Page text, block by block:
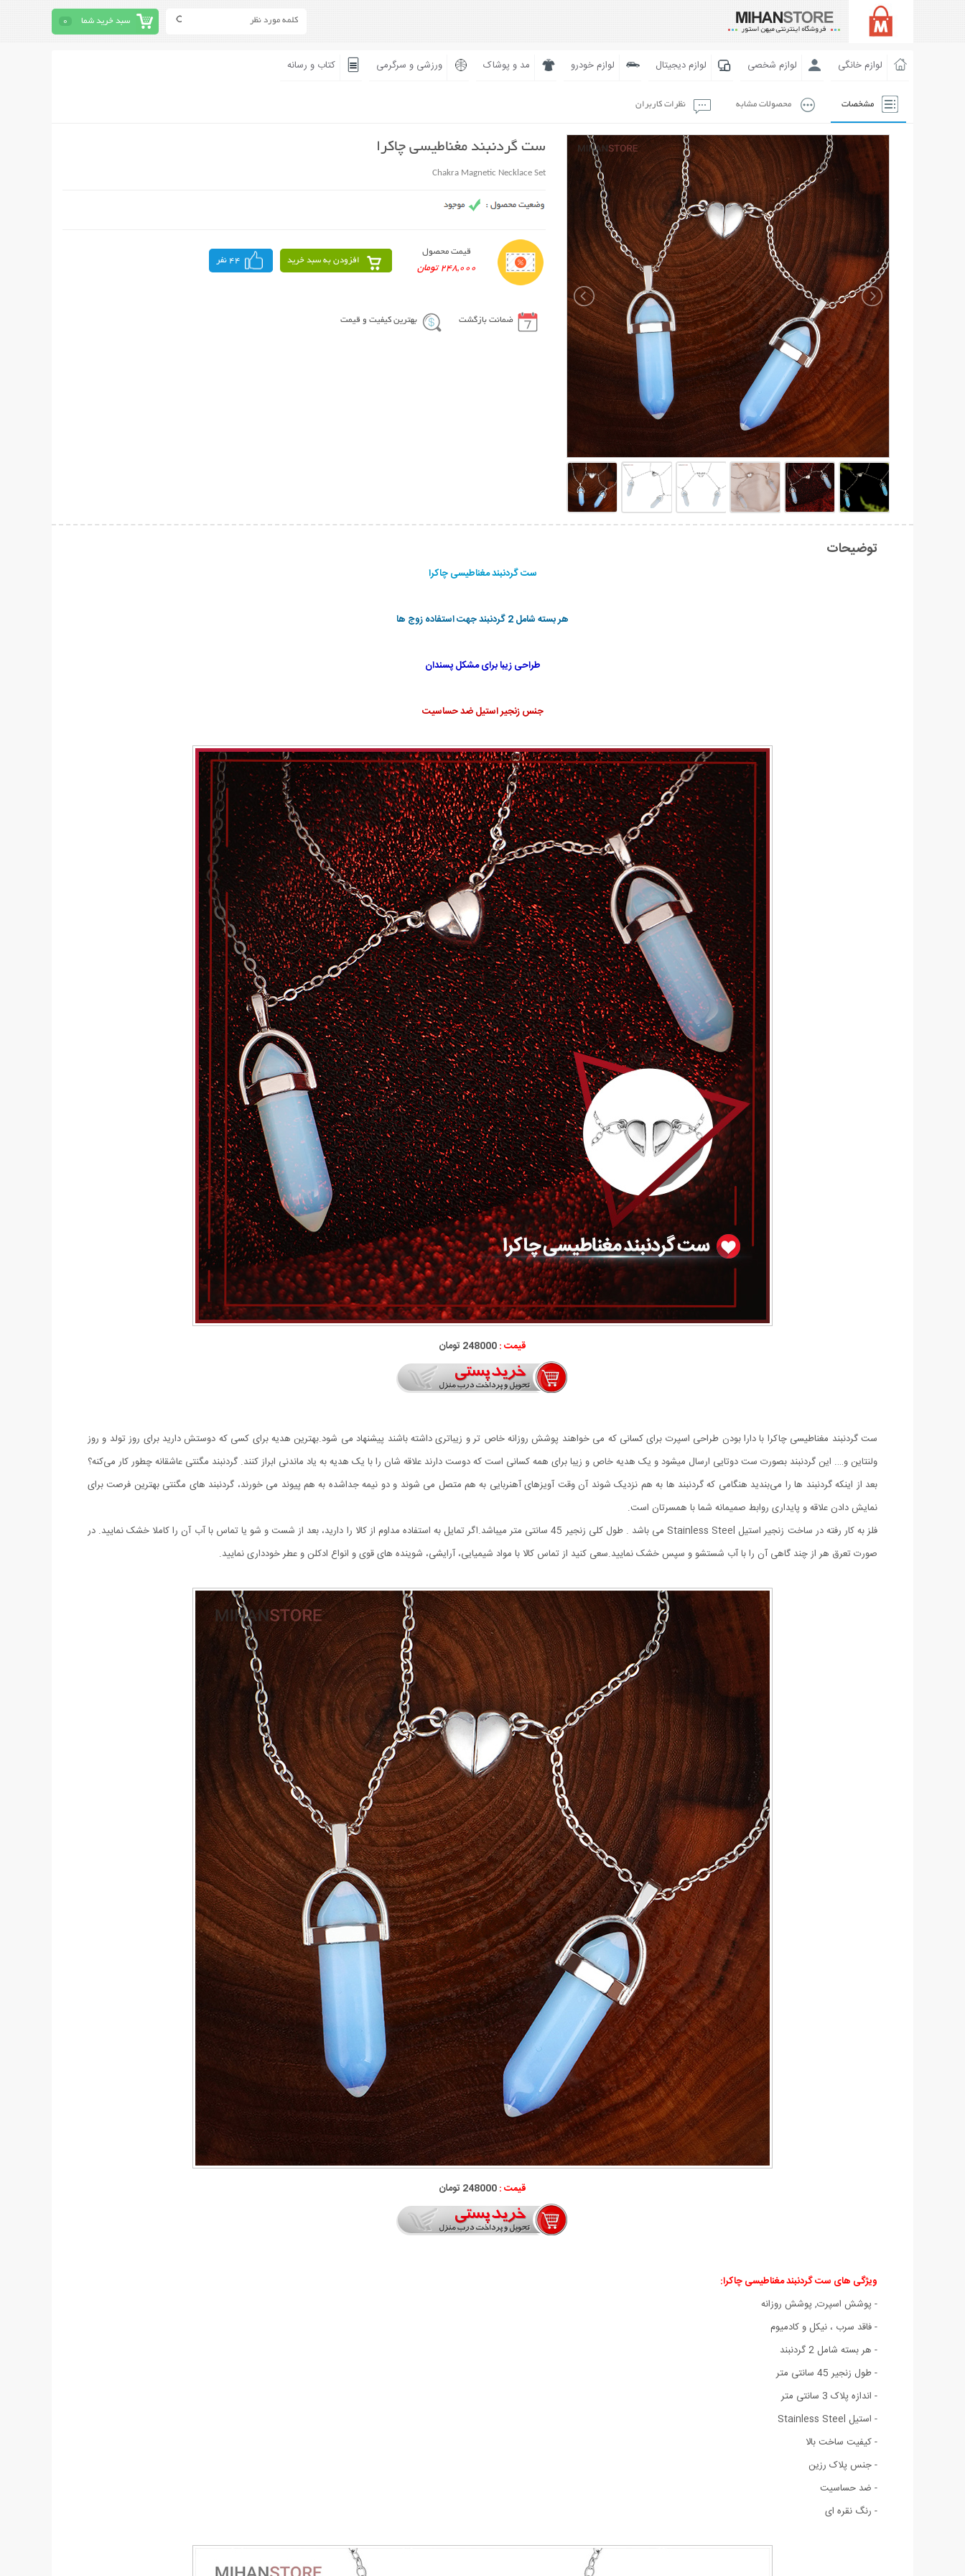
سبد خرید شما 0
لوازم خانگی لوازم شخصی لوازم دیجیتال لوازم خودرو مد و پوشاک ورزشی و سرگرمی کتاب و رسانه
مشخصات محصولات مشابه نظرات کاربران
ست گردنبند مغناطیسی چاکرا
Chakra Magnetic Necklace Set
قیمت محصول
248,000 تومان
افزودن به سبد خرید 44 نفر
ضمانت بازگشت بهترین کیفیت و قیمت
توضیحات
ست گردنبند مغناطیسی چاکرا
هر بسته شامل 2 گردنبند جهت استفاده زوج ها
طراحی زیبا برای مشکل پسندان
جنس زنجیر استیل ضد حساسیت
قیمت :248000 تومان
ست گردنبند مغناطیسی چاکرا با دارا بودن طراحی اسپرت برای کسانی که می خواهند پوشش روزانه خاص تر و زیباتری داشته باشند پیشنهاد می شود.بهترین هدیه برای کسی که دوستش دارید برای روز تولد و روز
ولنتاین و…. این گردنبند بصورت ست دوتایی ارسال میشود و یک هدیه خاص و زیبا برای همه کسانی است که دوست دارند علاقه شان را با یک هدیه به یاد ماندنی ابراز کنند. گردنبند مگنتی عاشقانه چطور کار می‌کنه؟
بعد از اینکه گردنبند ها را می‌بندید هنگامی که گردنبند ها به هم نزدیک شوند آن وقت آویزهای آهنربایی به هم متصل می شوند و دو نیمه جداشده به هم پیوند می خورند، گردنبند های مگنتی بهترین فرصت برای
نمایش دادن علاقه و پایداری روابط صمیمانه شما با همسرتان است.
فلز به کار رفته در ساخت زنجیر استیل Stainless Steel می باشد . طول کلی زنجیر 45 سانتی متر میباشد.اگر تمایل به استفاده مداوم از کالا را دارید، بعد از شست و شو یا تماس با آب آن را کاملا خشک نمایید. در
صورت تعرق هر از چند گاهی آن را با آب شستشو و سپس خشک نمایید.سعی کنید از تماس کالا با مواد شیمیایی، آرایشی، شوینده های قوی و انواع ادکلن و عطر خودداری نمایید.
قیمت :248000 تومان
ویژگی های ست گردنبند مغناطیسی چاکرا:
- پوشش اسپرت, پوشش روزانه
- فاقد سرب ، نیکل و کادمیوم
- هر بسته شامل 2 گردنبند
- طول زنجیر 45 سانتی متر
- اندازه پلاک 3 سانتی متر
- استیل Stainless Steel
- کیفیت ساخت بالا
- جنس پلاک رزین
- ضد حساسیت
- رنگ نقره ای